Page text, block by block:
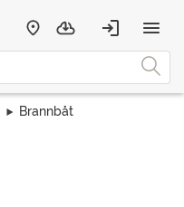
Brannbåt